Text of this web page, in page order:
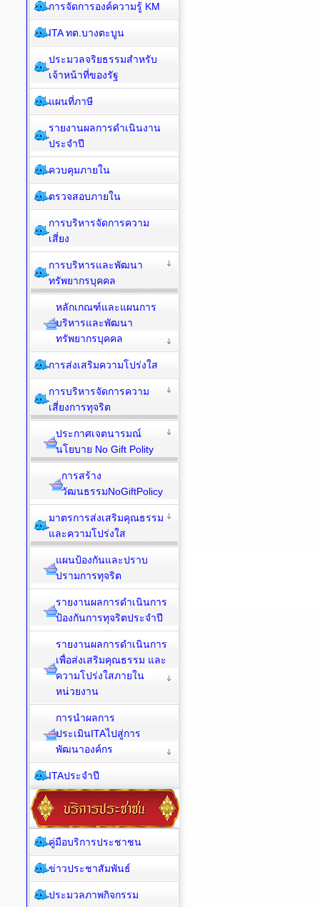
การจัดการองค์ความรู้ KM
ITA ทต.บางตะบูน
ประมวลจริยธรรมสำหรับ
เจ้าหน้าที่ของรัฐ
แผนที่ภาษี
รายงานผลการดำเนินงาน
ประจำปี
ควบคุมภายใน
ตรวจสอบภายใน
การบริหารจัดการความ
เสี่ยง
การบริหารและพัฒนา
ทรัพยากรบุคคล
หลักเกณฑ์และแผนการ
บริหารและพัฒนา
ทรัพยากรบุคคล
การส่งเสริมความโปร่งใส
การบริหารจัดการความ
เสี่ยงการทุจริต
ประกาศเจตนารมณ์
นโยบาย No Gift Polity
การสร้าง
วัฒนธรรมNoGiftPolicy
มาตรการส่งเสริมคุณธรรม
และความโปร่งใส
แผนป้องกันและปราบ
ปรามการทุจริต
รายงานผลการดำเนินการ
ป้องกันการทุจริตประจำปี
รายงานผลการดำเนินการ
เพื่อส่งเสริมคุณธรรม และ
ความโปร่งใสภายใน
หน่วยงาน
การนำผลการ
ประเมินITAไปสู่การ
พัฒนาองค์กร
ITAประจำปี
คู่มือบริการประชาชน
ข่าวประชาสัมพันธ์
ประมวลภาพกิจกรรม